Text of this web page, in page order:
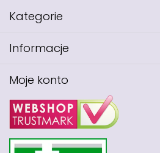
Kategorie
Informacje
Moje konto